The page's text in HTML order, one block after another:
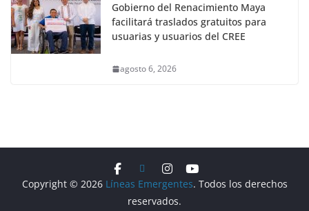
Gobierno del Renacimiento Maya
facilitará traslados gratuitos para
usuarias y usuarios del CREE
agosto 6, 2026
Copyright © 2026 Líneas Emergentes. Todos los derechos
reservados.